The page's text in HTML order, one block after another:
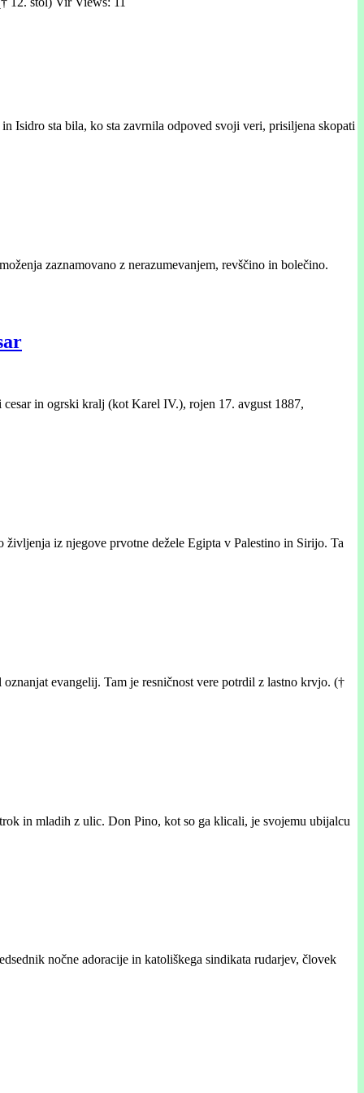
Isidro sta bila, ko sta zavrnila odpoved svoji veri, prisiljena skopati
zaznamovano z nerazumevanjem, revščino in bolečino.
in ogrski kralj (kot Karel IV.), rojen 17. avgust 1887,
iz njegove prvotne dežele Egipta v Palestino in Sirijo. Ta
evangelij. Tam je resničnost vere potrdil z lastno krvjo. (†
in mladih z ulic. Don Pino, kot so ga klicali, je svojemu ubijalcu
nočne adoracije in katoliškega sindikata rudarjev, človek